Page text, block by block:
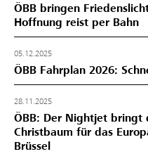
ÖBB bringen
Hoffnung reist per Bahn
05.12.2025
ÖBB Fahrplan 2026:
28.11.2025
ÖBB: Der Nightjet bringt
Christbaum für das
Brüssel